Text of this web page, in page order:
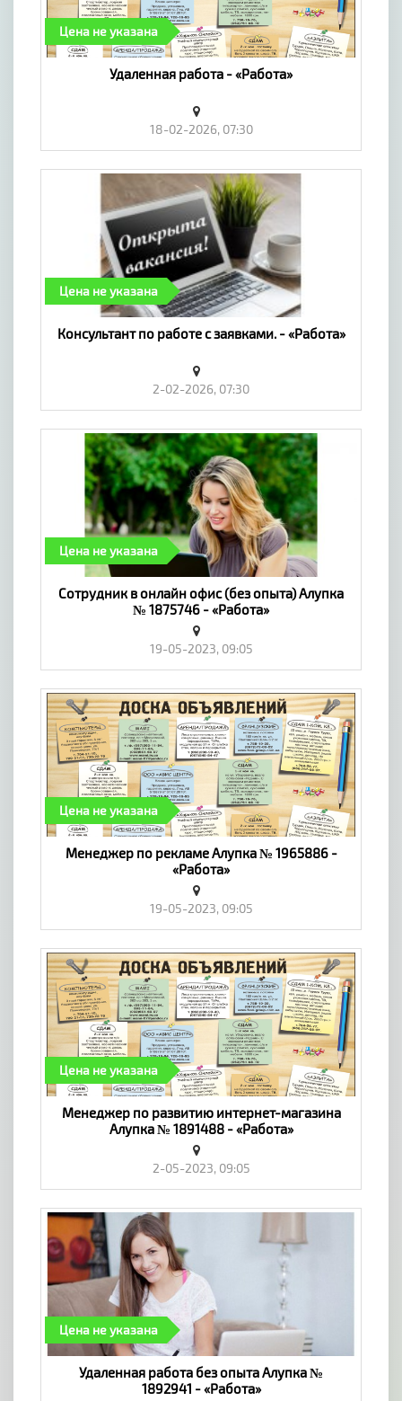
Цена не указана
Удаленная работа - «Работа»
18-02-2026, 07:30
Цена не указана
Консультант по работе с заявками. - «Работа»
2-02-2026, 07:30
Цена не указана
Coтpyдник в oнлaйн oфиc (бeз oпытa) Алупка
№ 1875746 - «Работа»
19-05-2023, 09:05
Цена не указана
Менеджер по рекламе Алупка № 1965886 -
«Работа»
19-05-2023, 09:05
Цена не указана
Менеджер по развитию интернет-магазина
Алупка № 1891488 - «Работа»
2-05-2023, 09:05
Цена не указана
Удaлeннaя paбoтa бeз oпытa Алупка №
1892941 - «Работа»